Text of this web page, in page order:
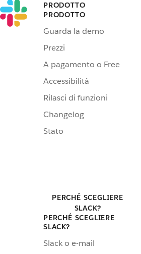
PRODOTTO
PRODOTTO
Guarda la demo
Prezzi
A pagamento o Free
Accessibilità
Rilasci di funzioni
Changelog
Stato
PERCHÉ SCEGLIERE
SLACK?
PERCHÉ SCEGLIERE
SLACK?
Slack o e-mail